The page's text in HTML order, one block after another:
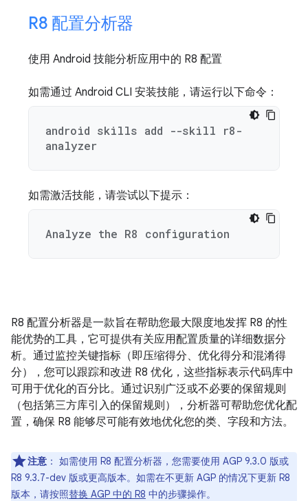
R8 配置分析器
使用 Android 技能分析应用中的 R8 配置
如需通过 Android CLI 安装技能，请运行以下命令：
android skills add --skill r8-
analyzer
如需激活技能，请尝试以下提示：
Analyze the R8 configuration
R8 配置分析器是一款旨在帮助您最大限度地发挥 R8 的性
能优势的工具，它可提供有关应用配置质量的详细数据分
析。通过监控关键指标（即压缩得分、优化得分和混淆得
分），您可以跟踪和改进 R8 优化，这些指标表示代码库中
可用于优化的百分比。通过识别广泛或不必要的保留规则
（包括第三方库引入的保留规则），分析器可帮助您优化配
置，确保 R8 能够尽可能有效地优化您的类、字段和方法。
注意 ： 如需使用 R8 配置分析器，您需要使用 AGP 9.3.0 版或
R8 9.3.7-dev 版或更高版本。如需在不更新 AGP 的情况下更新 R8
版本，请按照替换 AGP 中的 R8 中的步骤操作。